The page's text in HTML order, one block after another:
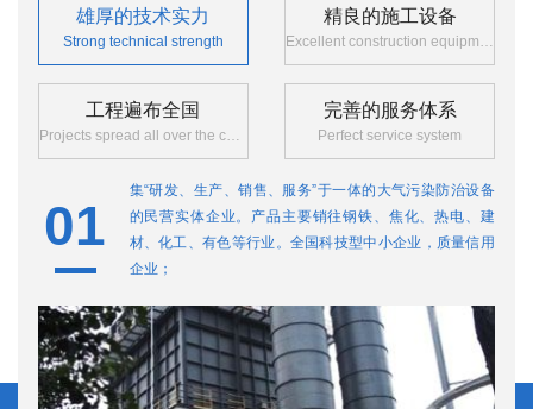
雄厚的技术实力
Strong technical strength
精良的施工设备
工程遍布全国
Projects spread all over the country
完善的服务体系
Perfect service system
01
集“研发、生产、销售、服务”于一体的大气污染防治设备
的民营实体企业。产品主要销往钢铁、焦化、热电、建
材、化工、有色等行业。全国科技型中小企业，质量信用
企业；